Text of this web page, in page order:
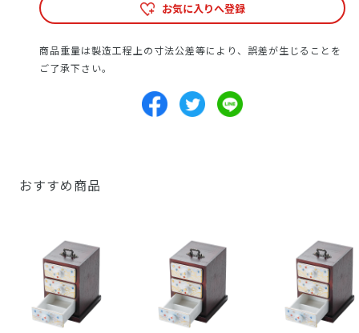
お気に入りへ登録
商品重量は製造工程上の寸法公差等により、誤差が生じることを
ご了承下さい。
おすすめ商品